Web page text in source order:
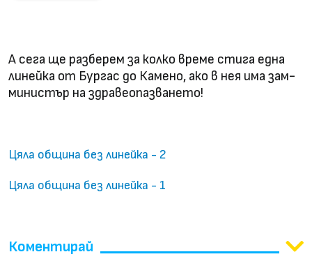
А сега ще разберем за колко време стига една
линейка от Бургас до Камено, ако в нея има зам-
министър на здравеопазването!
Цяла община без линейка - 2
Цяла община без линейка - 1
Коментирай